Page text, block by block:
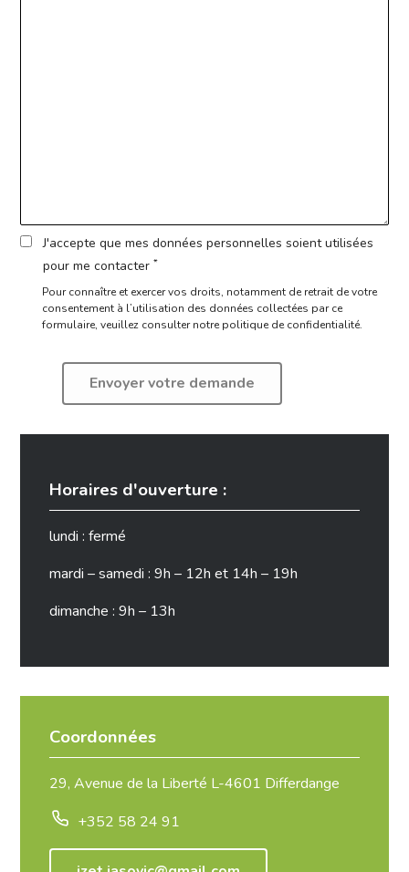
J'accepte que mes données personnelles soient utilisées
pour me contacter *
Pour connaître et exercer vos droits, notamment de retrait de votre
consentement à l’utilisation des données collectées par ce
formulaire, veuillez consulter notre politique de confidentialité.
Horaires d'ouverture :
lundi : fermé
mardi – samedi : 9h – 12h et 14h – 19h
dimanche : 9h – 13h
Coordonnées
29, Avenue de la Liberté L-4601 Differdange
+352 58 24 91